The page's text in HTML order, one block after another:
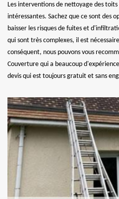
Les interventions de nettoyage des toits
intéressantes. Sachez que ce sont des
baisser les risques de fuites et
qui sont très complexes, il est
conséquent, nous pouvons vous
Couverture qui a beaucoup
devis qui est toujours gratuit et sans